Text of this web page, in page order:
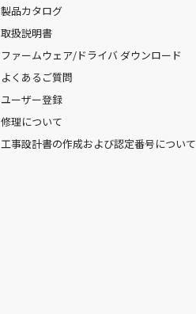
製品カタログ
取扱説明書
ファームウェア/ドライバ ダウンロード
よくあるご質問
ユーザー登録
修理について
工事設計書の作成および認定番号について